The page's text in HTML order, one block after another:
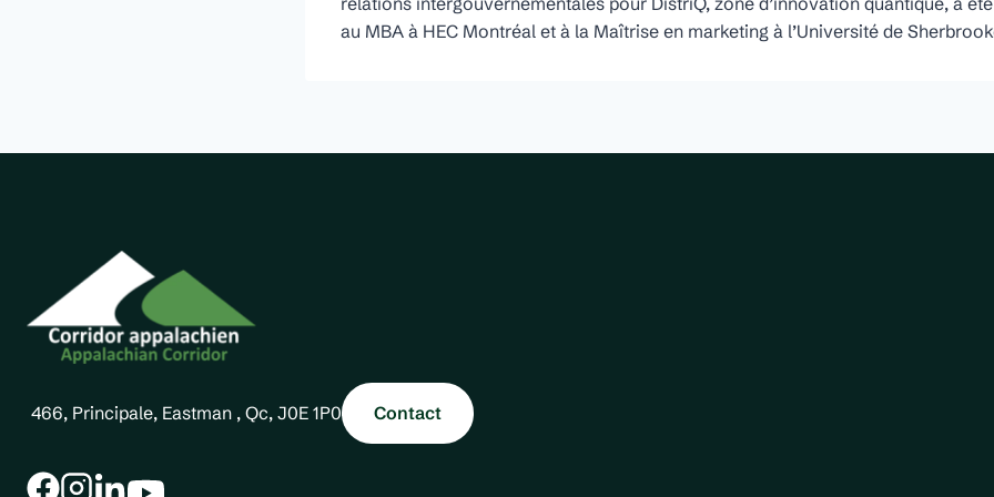
au MBA à HEC Montréal et à la Maîtrise en marketing à l’Université de
466, Principale, Eastman , Qc, J0E 1P0 Contact